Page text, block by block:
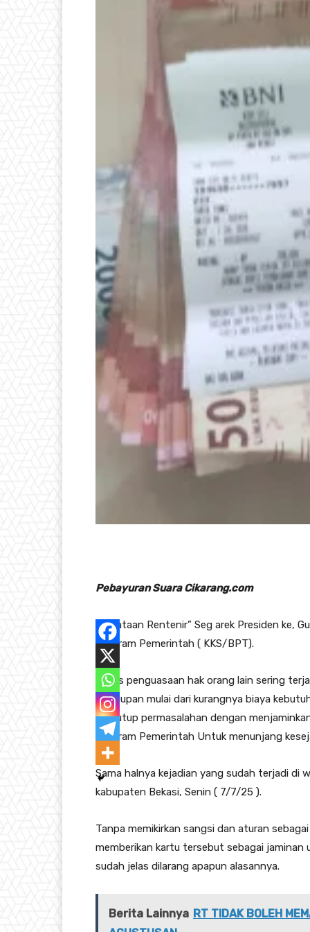
Pebayuran Suara Cikarang.com
Perkataan Rentenir” Seg arek Presiden ke,
Program Pemerintah ( KKS/BPT).
Kasus penguasaan hak orang lain sering
kehidupan mulai dari kurangnya biaya
menutup permasalahan dengan
Program Pemerintah Untuk menunjang
Sama halnya kejadian yang sudah terjadi di
kabupaten Bekasi, Senin ( 7/7/25 ).
Tanpa memikirkan sangsi dan aturan
memberikan kartu tersebut sebagai jaminan
sudah jelas dilarang apapun alasannya.
Berita Lainnya RT TIDAK BOLEH